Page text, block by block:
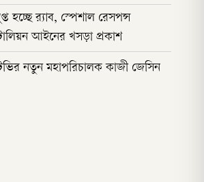
হচ্ছে র‍্যাব, স্পেশাল রেসপন্স
আইনের খসড়া প্রকাশ
নতুন মহাপরিচালক কাজী জেসিন